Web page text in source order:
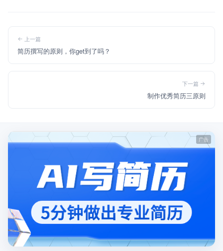
上一篇
简历撰写的原则，你get到了吗？
下一篇
制作优秀简历三原则